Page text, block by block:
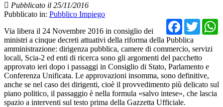
Pubblicato il 25/11/2016
Pubblicato in: Pubblico Impiego
Via libera il 24 Novembre 2016 in consiglio dei
ministri a cinque decreti attuativi della riforma della Pubblica
amministrazione: dirigenza pubblica, camere di commercio, servizi
locali, Scia-2 ed enti di ricerca sono gli argomenti del pacchetto
approvato ieri dopo i passaggi in Consiglio di Stato, Parlamento e
Conferenza Unificata. Le approvazioni insomma, sono definitive,
anche se nel caso dei dirigenti, cioè il provvedimento più delicato sul
piano politico, il passaggio è nella formula «salvo intese», che lascia
spazio a interventi sul testo prima della Gazzetta Ufficiale.